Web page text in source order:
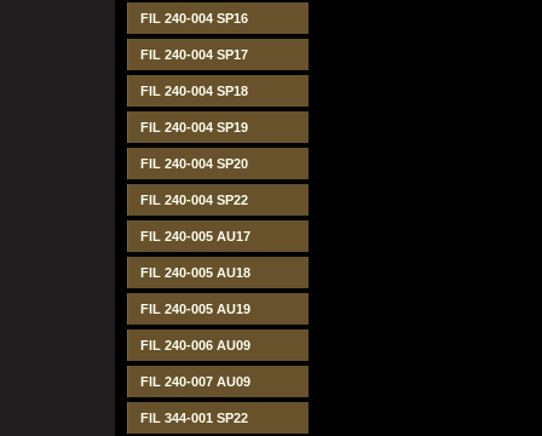
FIL 240-004 SP16
FIL 240-004 SP17
FIL 240-004 SP18
FIL 240-004 SP19
FIL 240-004 SP20
FIL 240-004 SP22
FIL 240-005 AU17
FIL 240-005 AU18
FIL 240-005 AU19
FIL 240-006 AU09
FIL 240-007 AU09
FIL 344-001 SP22